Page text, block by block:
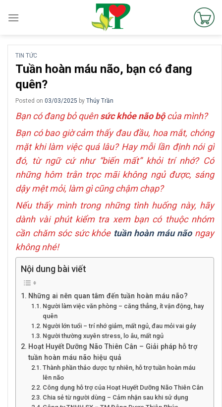
TIN TỨC
Tuần hoàn máu não, bạn có đang
quên?
Posted on 03/03/2025 by Thúy Trần
Bạn có đang bỏ quênsức khỏe não bộcủa mình?
Bạn có bao giờ cảm thấy đau đầu, hoa mắt, chóng
mặt khi làm việc quá lâu? Hay mỗi lần định nói gì
đó, từ ngữ cứ như “biến mất” khỏi trí nhớ? Có
những hôm trằn trọc mãi không ngủ được, sáng
dậy mệt mỏi, làm gì cũng chậm chạp?
Nếu thấy mình trong những tình huống này, hãy
dành vài phút kiểm tra xem bạn có thuộc nhóm
cần chăm sóc sức khỏe tuần hoàn máu nãongay
không nhé!
Nội dung bài viết
Những ai nên quan tâm đến tuần hoàn máu não?
Người làm việc văn phòng – căng thẳng, ít vận động, hay
quên
Người lớn tuổi – trí nhớ giảm, mất ngủ, đau mỏi vai gáy
Người thường xuyên stress, lo âu, mất ngủ
Hoạt Huyết Dưỡng Não Thiên Cân – Giải pháp hỗ trợ
tuần hoàn máu não hiệu quả
Thành phần thảo dược tự nhiên, hỗ trợ tuần hoàn máu
lên não
Công dụng hỗ trợ của Hoạt Huyết Dưỡng Não Thiên Cân
Chia sẻ từ người dùng – Cảm nhận sau khi sử dụng